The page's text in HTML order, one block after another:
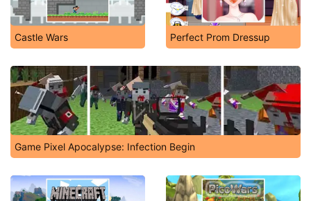
Castle Wars Perfect Prom Dressup
Game Pixel Apocalypse: Infection Begin